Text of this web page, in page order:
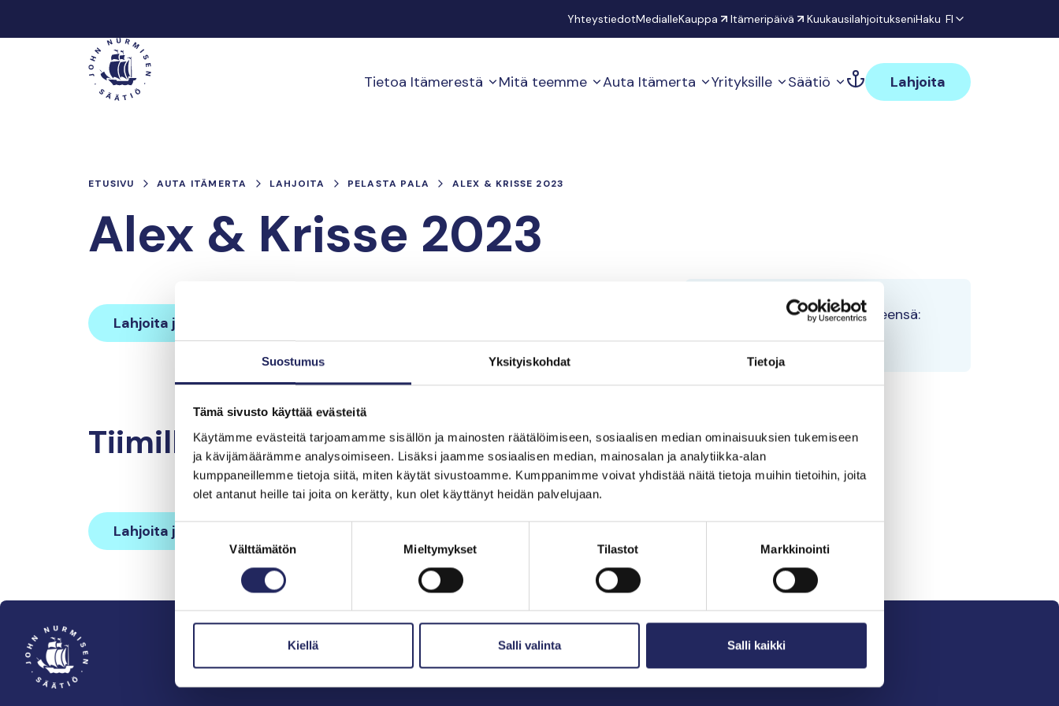
Suostumus Yksityiskohdat Tietoja
Tämä sivusto käyttää evästeitä
Käytämme evästeitä tarjoamamme sisällön ja mainosten räätälöimiseen, sosiaalisen median ominaisuuksien tukemiseen
ja kävijämäärämme analysoimiseen. Lisäksi jaamme sosiaalisen median, mainosalan ja analytiikka-alan
kumppaneillemme tietoja siitä, miten käytät sivustoamme. Kumppanimme voivat yhdistää näitä tietoja muihin tietoihin, joita
olet antanut heille tai joita on kerätty, kun olet käyttänyt heidän palvelujaan.
Suostumuksen
valinta
Välttämätön Mieltymykset Tilastot Markkinointi
Kiellä Salli valinta Salli kaikki
YhteystiedotMedialleKauppa Itämeripäivä KuukausilahjoitukseniHaku FI
Päävalikko Tietoa Itämerestä Mitä teemme Auta Itämerta Yrityksille Säätiö Lahjoita
ETUSIVU AUTA ITÄMERTA LAHJOITA PELASTA PALA ALEX & KRISSE 2023
Alex & Krisse 2023
Lahjoita ja liity tähän tiimiin
Tiimin lahjoitukset yhteensä:
0 €
Tiimille tehdyt lahjoitukset
Lahjoita ja liity tähän tiimiin